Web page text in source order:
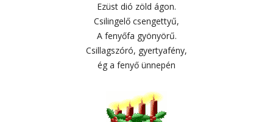
Ezüst dió zöld ágon.
Csilingelő csengettyű,
A fenyőfa gyönyörű.
Csillagszóró, gyertyafény,
ég a fenyő ünnepén